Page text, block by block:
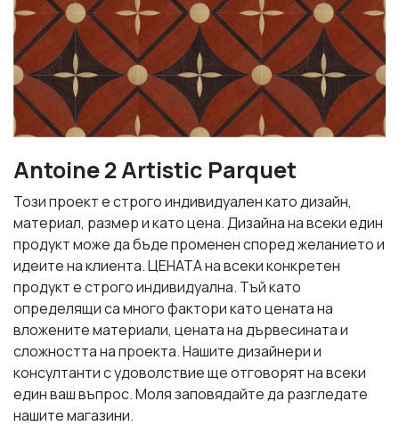
Antoine 2 Artistic Parquet
Този проект е строго индивидуален като дизайн,
материал, размер и като цена. Дизайна на всеки един
продукт може да бъде променен според желанието и
идеите на клиента. ЦЕНАТА на всеки конкретен
продукт е строго индивидуална. Тъй като
определящи са много фактори като цената на
вложените материали, цената на дървесината и
сложността на проекта. Нашите дизайнери и
консултанти с удоволствие ще отговорят на всеки
един ваш въпрос. Моля заповядайте да разгледате
нашите магазини.